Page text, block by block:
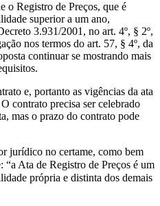
o Registro de Preços, que é
superior a um ano,
3.931/2001, no art. 4º, § 2º,
nos termos do art. 57, § 4º, da
continuar se mostrando mais
e, portanto as vigências da ata
contrato precisa ser celebrado
mas o prazo do contrato pode
jurídico no certame, como bem
“a Ata de Registro de Preços é um
própria e distinta dos demais